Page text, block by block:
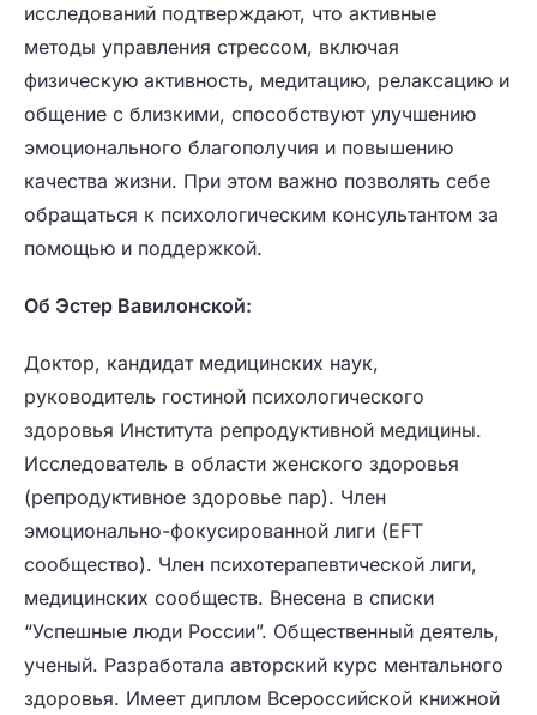
исследований подтверждают, что активные
методы управления стрессом, включая
физическую активность, медитацию, релаксацию и
общение с близкими, способствуют улучшению
эмоционального благополучия и повышению
качества жизни. При этом важно позволять себе
обращаться к психологическим консультантом за
помощью и поддержкой.
Об Эстер Вавилонской:
Доктор, кандидат медицинских наук,
руководитель гостиной психологического
здоровья Института репродуктивной медицины.
Исследователь в области женского здоровья
(репродуктивное здоровье пар). Член
эмоционально-фокусированной лиги (EFT
сообщество). Член психотерапевтической лиги,
медицинских сообществ. Внесена в списки
“Успешные люди России”. Общественный деятель,
ученый. Разработала ‌авторский курс ментального
здоровья. Имеет диплом Всероссийской книжной